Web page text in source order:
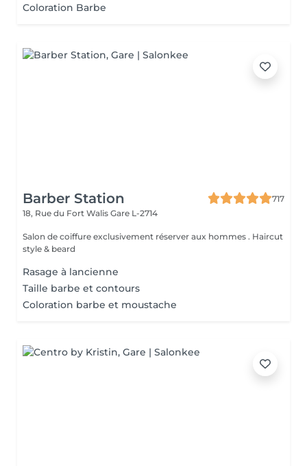
Coloration Barbe
Barber Station
717
18, Rue du Fort Walis Gare L-2714
Salon de coiffure exclusivement réserver aux hommes . Haircut
style & beard
Rasage à lancienne
Taille barbe et contours
Coloration barbe et moustache